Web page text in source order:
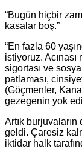
“Bugün hiçbir
kasalar boş.”
“En fazla 60
istiyoruz.
sigortası ve
patlaması,
(Göçmenler,
gezegenin yok
Artık burjuvaların
geldi. Çaresiz
iktidar halk